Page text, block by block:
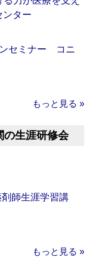
ター
セミナー コニ
もっと見る »
の生涯研修会
師生涯学習講
もっと見る »